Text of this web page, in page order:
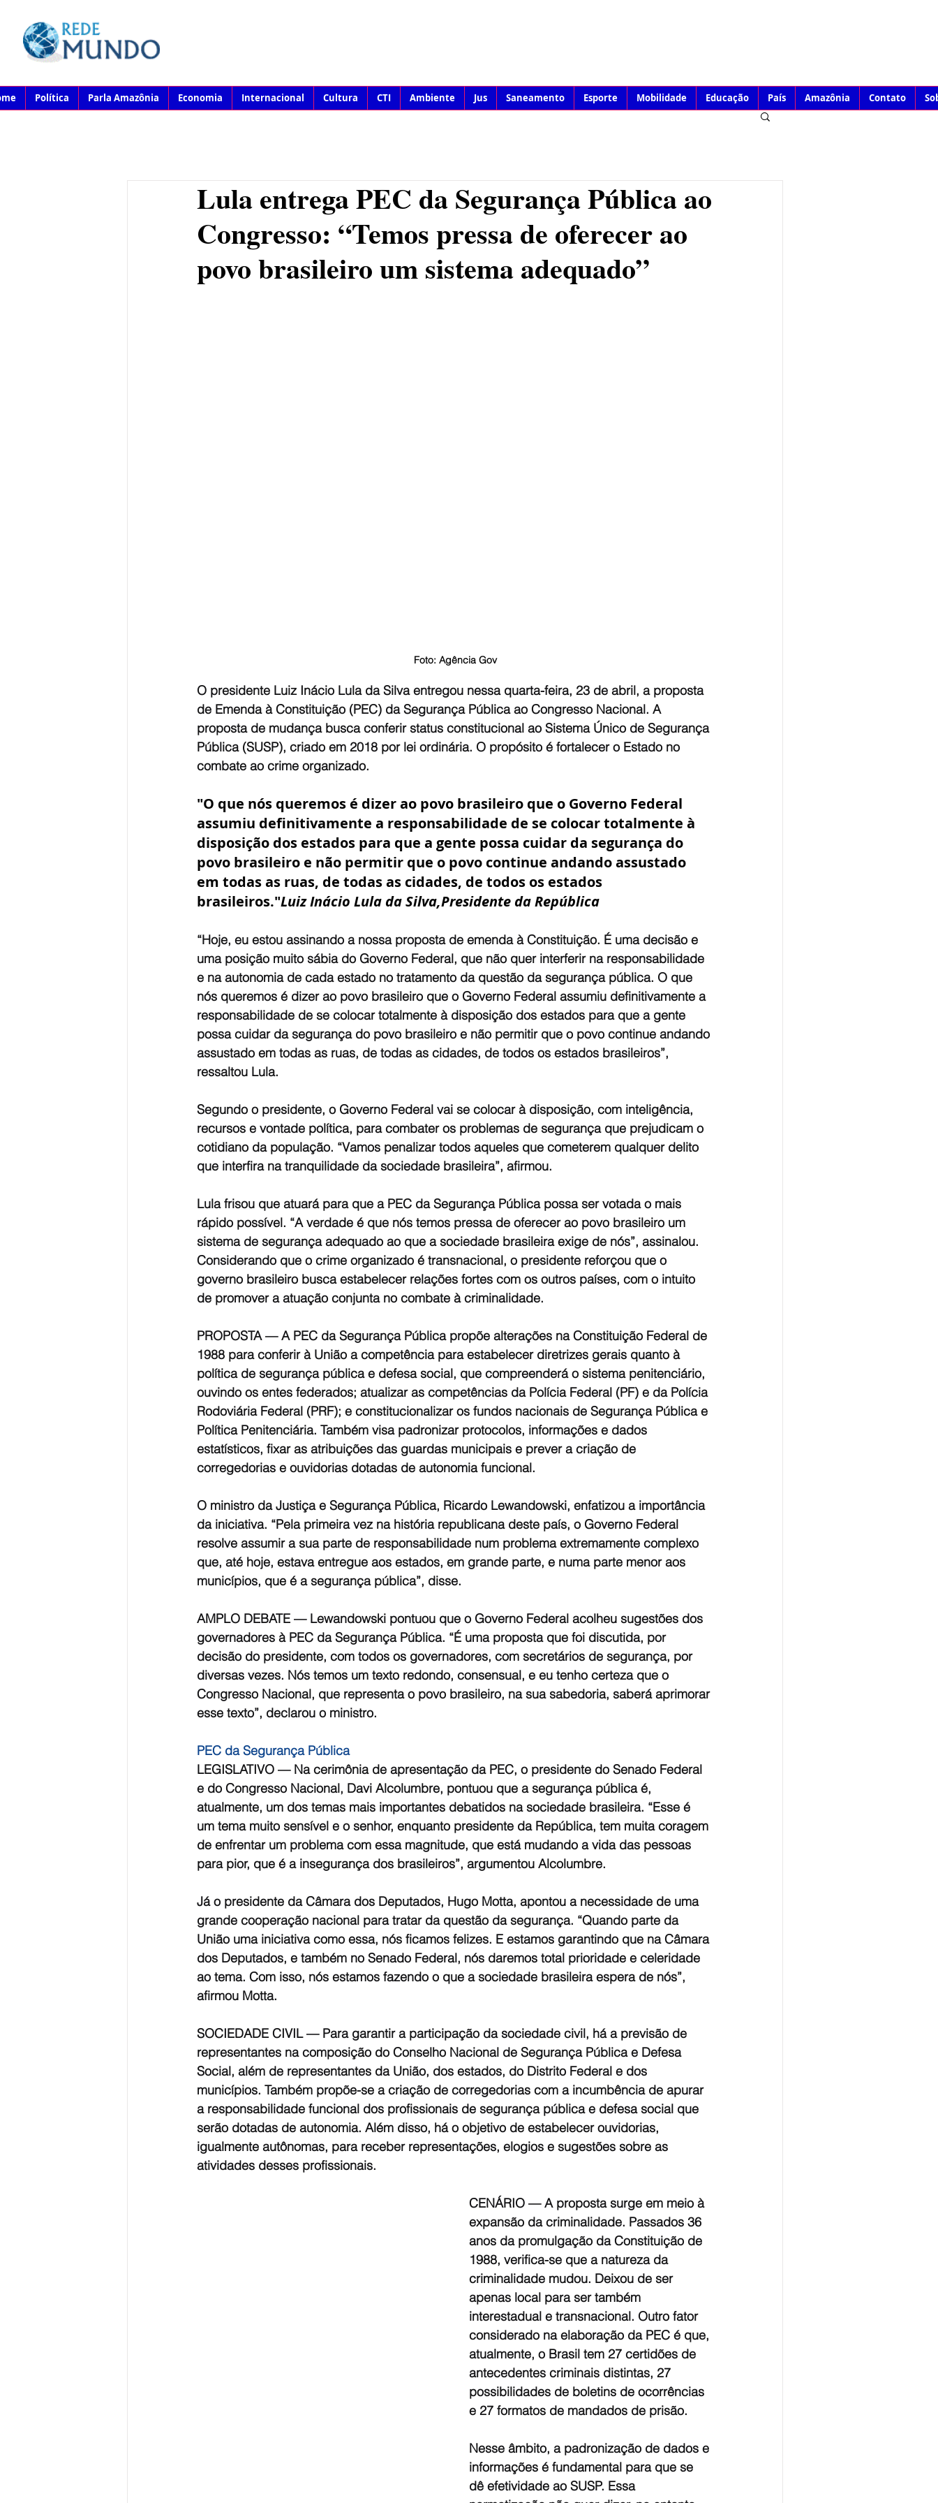
Política Parla Amazônia Economia Internacional Cultura CTI Ambiente Jus Saneamento Esporte Mobilidade Educação País Amazônia Contato
Lula entrega PEC da Segurança Pública ao
Congresso: “Temos pressa de oferecer ao
povo brasileiro um sistema adequado”
Foto: Agência Gov
O presidente Luiz Inácio Lula da Silva entregou nessa quarta-feira, 23 de abril, a proposta
de Emenda à Constituição (PEC) da Segurança Pública ao Congresso Nacional. A
proposta de mudança busca conferir status constitucional ao Sistema Único de Segurança
Pública (SUSP), criado em 2018 por lei ordinária. O propósito é fortalecer o Estado no
combate ao crime organizado.
"O que nós queremos é dizer ao povo brasileiro que o Governo Federal
assumiu definitivamente a responsabilidade de se colocar totalmente à
disposição dos estados para que a gente possa cuidar da segurança do
povo brasileiro e não permitir que o povo continue andando assustado
em todas as ruas, de todas as cidades, de todos os estados
brasileiros."Luiz Inácio Lula da Silva,Presidente da República
“Hoje, eu estou assinando a nossa proposta de emenda à Constituição. É uma decisão e
uma posição muito sábia do Governo Federal, que não quer interferir na responsabilidade
e na autonomia de cada estado no tratamento da questão da segurança pública. O que
nós queremos é dizer ao povo brasileiro que o Governo Federal assumiu definitivamente a
responsabilidade de se colocar totalmente à disposição dos estados para que a gente
possa cuidar da segurança do povo brasileiro e não permitir que o povo continue andando
assustado em todas as ruas, de todas as cidades, de todos os estados brasileiros”,
ressaltou Lula.
Segundo o presidente, o Governo Federal vai se colocar à disposição, com inteligência,
recursos e vontade política, para combater os problemas de segurança que prejudicam o
cotidiano da população. “Vamos penalizar todos aqueles que cometerem qualquer delito
que interfira na tranquilidade da sociedade brasileira”, afirmou.
Lula frisou que atuará para que a PEC da Segurança Pública possa ser votada o mais
rápido possível. “A verdade é que nós temos pressa de oferecer ao povo brasileiro um
sistema de segurança adequado ao que a sociedade brasileira exige de nós”, assinalou.
Considerando que o crime organizado é transnacional, o presidente reforçou que o
governo brasileiro busca estabelecer relações fortes com os outros países, com o intuito
de promover a atuação conjunta no combate à criminalidade.
PROPOSTA — A PEC da Segurança Pública propõe alterações na Constituição Federal de
1988 para conferir à União a competência para estabelecer diretrizes gerais quanto à
política de segurança pública e defesa social, que compreenderá o sistema penitenciário,
ouvindo os entes federados; atualizar as competências da Polícia Federal (PF) e da Polícia
Rodoviária Federal (PRF); e constitucionalizar os fundos nacionais de Segurança Pública e
Política Penitenciária. Também visa padronizar protocolos, informações e dados
estatísticos, fixar as atribuições das guardas municipais e prever a criação de
corregedorias e ouvidorias dotadas de autonomia funcional.
O ministro da Justiça e Segurança Pública, Ricardo Lewandowski, enfatizou a importância
da iniciativa. “Pela primeira vez na história republicana deste país, o Governo Federal
resolve assumir a sua parte de responsabilidade num problema extremamente complexo
que, até hoje, estava entregue aos estados, em grande parte, e numa parte menor aos
municípios, que é a segurança pública”, disse.
AMPLO DEBATE — Lewandowski pontuou que o Governo Federal acolheu sugestões dos
governadores à PEC da Segurança Pública. “É uma proposta que foi discutida, por
decisão do presidente, com todos os governadores, com secretários de segurança, por
diversas vezes. Nós temos um texto redondo, consensual, e eu tenho certeza que o
Congresso Nacional, que representa o povo brasileiro, na sua sabedoria, saberá aprimorar
esse texto”, declarou o ministro.
PEC da Segurança Pública
LEGISLATIVO — Na cerimônia de apresentação da PEC, o presidente do Senado Federal
e do Congresso Nacional, Davi Alcolumbre, pontuou que a segurança pública é,
atualmente, um dos temas mais importantes debatidos na sociedade brasileira. “Esse é
um tema muito sensível e o senhor, enquanto presidente da República, tem muita coragem
de enfrentar um problema com essa magnitude, que está mudando a vida das pessoas
para pior, que é a insegurança dos brasileiros”, argumentou Alcolumbre.
Já o presidente da Câmara dos Deputados, Hugo Motta, apontou a necessidade de uma
grande cooperação nacional para tratar da questão da segurança. “Quando parte da
União uma iniciativa como essa, nós ficamos felizes. E estamos garantindo que na Câmara
dos Deputados, e também no Senado Federal, nós daremos total prioridade e celeridade
ao tema. Com isso, nós estamos fazendo o que a sociedade brasileira espera de nós”,
afirmou Motta.
SOCIEDADE CIVIL — Para garantir a participação da sociedade civil, há a previsão de
representantes na composição do Conselho Nacional de Segurança Pública e Defesa
Social, além de representantes da União, dos estados, do Distrito Federal e dos
municípios. Também propõe-se a criação de corregedorias com a incumbência de apurar
a responsabilidade funcional dos profissionais de segurança pública e defesa social que
serão dotadas de autonomia. Além disso, há o objetivo de estabelecer ouvidorias,
igualmente autônomas, para receber representações, elogios e sugestões sobre as
atividades desses profissionais.
CENÁRIO — A proposta surge em meio à
expansão da criminalidade. Passados 36
anos da promulgação da Constituição de
1988, verifica-se que a natureza da
criminalidade mudou. Deixou de ser
apenas local para ser também
interestadual e transnacional. Outro fator
considerado na elaboração da PEC é que,
atualmente, o Brasil tem 27 certidões de
antecedentes criminais distintas, 27
possibilidades de boletins de ocorrências
e 27 formatos de mandados de prisão.
Nesse âmbito, a padronização de dados e
informações é fundamental para que se
dê efetividade ao SUSP. Essa